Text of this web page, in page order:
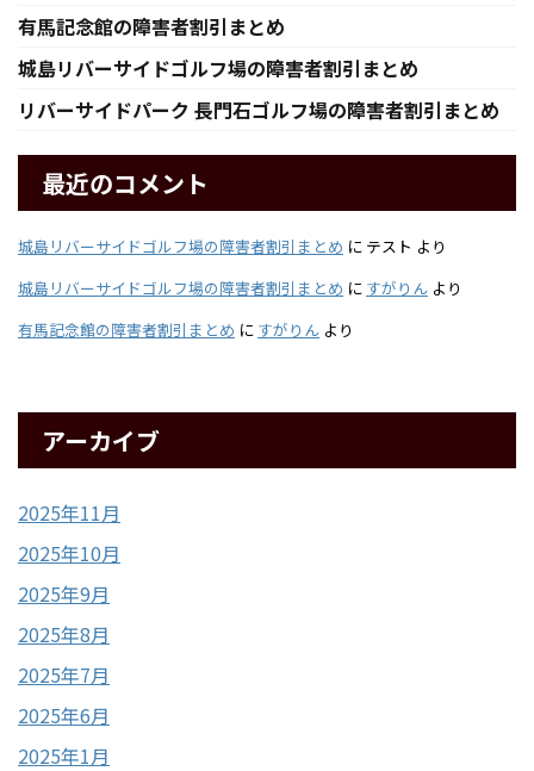
有馬記念館の障害者割引まとめ
城島リバーサイドゴルフ場の障害者割引まとめ
リバーサイドパーク 長門石ゴルフ場の障害者割引まとめ
最近のコメント
城島リバーサイドゴルフ場の障害者割引まとめ に テスト より
城島リバーサイドゴルフ場の障害者割引まとめ に すがりん より
有馬記念館の障害者割引まとめ に すがりん より
アーカイブ
2025年11月
2025年10月
2025年9月
2025年8月
2025年7月
2025年6月
2025年1月